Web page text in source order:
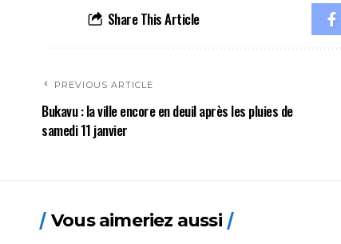
Share This Article
PREVIOUS ARTICLE
Bukavu : la ville encore en deuil après les pluies de
samedi 11 janvier
Vous aimeriez aussi